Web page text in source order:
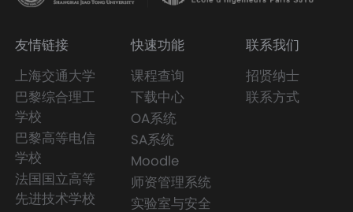
友情链接
上海交通大学
巴黎综合理工
学校
巴黎高等电信
学校
法国国立高等
先进技术学校
快速功能
课程查询
下载中心
OA系统
SA系统
Moodle
师资管理系统
实验室与安全
联系我们
招贤纳士
联系方式